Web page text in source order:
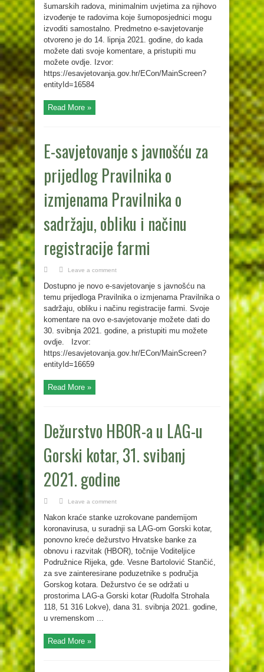
šumarskih radova, minimalnim uvjetima za njihovo
izvođenje te radovima koje šumoposjednici mogu
izvoditi samostalno. Predmetno e-savjetovanje
otvoreno je do 14. lipnja 2021. godine, do kada
možete dati svoje komentare, a pristupiti mu
možete ovdje. Izvor:
https://esavjetovanja.gov.hr/ECon/MainScreen?
entityId=16584
Read More »
E-savjetovanje s javnošću za
prijedlog Pravilnika o
izmjenama Pravilnika o
sadržaju, obliku i načinu
registracije farmi
Leave a comment
Dostupno je novo e-savjetovanje s javnošću na
temu prijedloga Pravilnika o izmjenama Pravilnika o
sadržaju, obliku i načinu registracije farmi. Svoje
komentare na ovo e-savjetovanje možete dati do
30. svibnja 2021. godine, a pristupiti mu možete
ovdje. Izvor:
https://esavjetovanja.gov.hr/ECon/MainScreen?
entityId=16659
Read More »
Dežurstvo HBOR-a u LAG-u
Gorski kotar, 31. svibanj
2021. godine
Leave a comment
Nakon kraće stanke uzrokovane pandemijom
koronavirusa, u suradnji sa LAG-om Gorski kotar,
ponovno kreće dežurstvo Hrvatske banke za
obnovu i razvitak (HBOR), točnije Voditeljice
Podružnice Rijeka, gđe. Vesne Bartolović Stančić,
za sve zainteresirane poduzetnike s područja
Gorskog kotara. Dežurstvo će se održati u
prostorima LAG-a Gorski kotar (Rudolfa Strohala
118, 51 316 Lokve), dana 31. svibnja 2021. godine,
u vremenskom ...
Read More »